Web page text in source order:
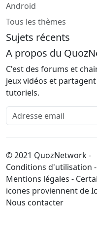
Android
Tous les thèmes
Sujets récents
A propos du
C'est des forums et
jeux vidéos et
tutoriels.
Adresse email
© 2021 QuozNetwork -
Conditions d'utilisation -
Mentions légales -
icones proviennent de
Nous contacter